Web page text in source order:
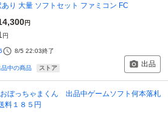
あり 大量 ソフトセット ファミコン FC
円
円
8/5 22:03終了
品中の商品 ストア 出品
ぼっちゃまくん 出品中ゲームソフト何本落札
料１８５円